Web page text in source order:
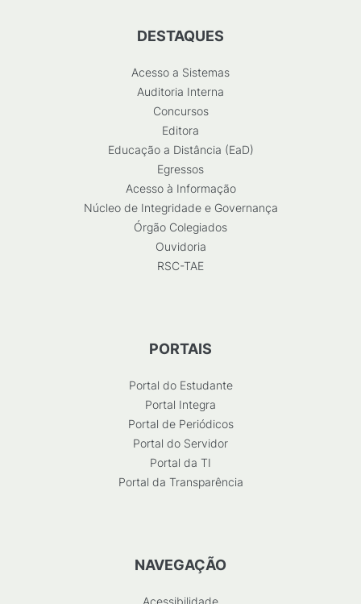
DESTAQUES
Acesso a Sistemas
Auditoria Interna
Concursos
Editora
Educação a Distância (EaD)
Egressos
Acesso à Informação
Núcleo de Integridade e Governança
Órgão Colegiados
Ouvidoria
RSC-TAE
PORTAIS
Portal do Estudante
Portal Integra
Portal de Periódicos
Portal do Servidor
Portal da TI
Portal da Transparência
NAVEGAÇÃO
Acessibilidade